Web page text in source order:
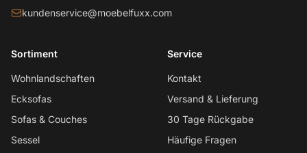
kundenservice@moebelfuxx.com
Sortiment
Wohnlandschaften
Ecksofas
Sofas & Couches
Sessel
Service
Kontakt
Versand & Lieferung
30 Tage Rückgabe
Häufige Fragen